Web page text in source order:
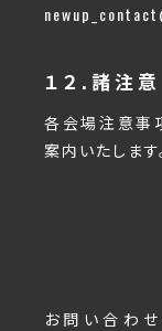
１２.諸注意
各会場注意事
案内いたします
お問い合わ